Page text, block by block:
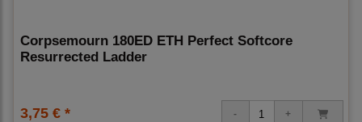
Corpsemourn 180ED ETH Perfect Softcore
Resurrected Ladder
3,75 € *